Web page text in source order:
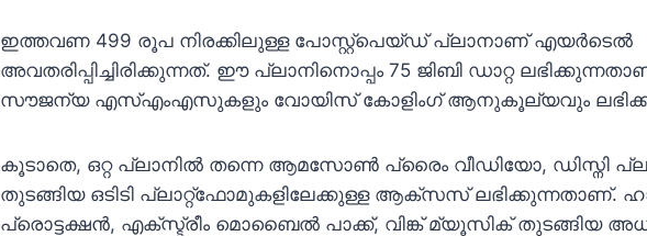
ഇത്തവണ 499 രൂപ നിരക്കിലുള്ള പോസ്റ്റ്പെയ്ഡ് പ്ലാനാണ് എയർടെൽ
അവതരിപ്പിച്ചിരിക്കുന്നത്. ഈ പ്ലാനിനൊപ്പം 75 ജിബി ഡാറ്റ
സൗജന്യ എസ്എംഎസുകളും വോയിസ് കോളിംഗ് ആനുകൂല്യവും
കൂടാതെ, ഒറ്റ പ്ലാനിൽ തന്നെ ആമസോൺ പ്രൈം വീഡിയോ, ഡിസ്നി
തുടങ്ങിയ ഒടിടി പ്ലാറ്റ്ഫോമുകളിലേക്കുള്ള ആക്സസ് ലഭിക്കുന്നതാണ്.
പ്രൊട്ടക്ഷൻ, എക്സ്ട്രീം മൊബൈൽ പാക്ക്, വിങ്ക് മ്യൂസിക് തുടങ്ങിയ